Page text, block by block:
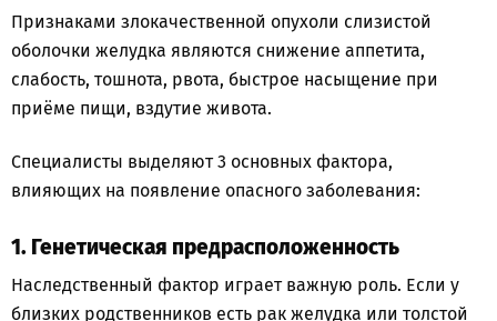
Признаками злокачественной опухоли слизистой
оболочки желудка являются снижение аппетита,
слабость, тошнота, рвота, быстрое насыщение при
приёме пищи, вздутие живота.
Специалисты выделяют 3 основных фактора,
влияющих на появление опасного заболевания:
1. Генетическая предрасположенность
Наследственный фактор играет важную роль. Если у
близких родственников есть рак желудка или толстой